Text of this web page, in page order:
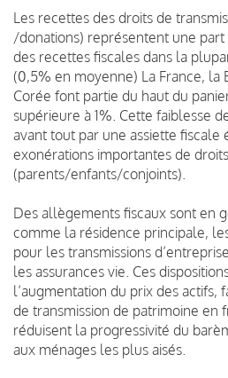
Les recettes des droits de
/donations) représentent une
des recettes fiscales dans la
(0,5% en moyenne) La France, la
Corée font partie du haut du
supérieure à 1%. Cette faiblesse
avant tout par une assiette fiscale
exonérations importantes de
(parents/enfants/conjoints).
Des allègements fiscaux sont en
comme la résidence principale,
pour les transmissions
les assurances vie. Ces
l’augmentation du prix des actifs,
de transmission de patrimoine en
réduisent la progressivité du
aux ménages les plus aisés.